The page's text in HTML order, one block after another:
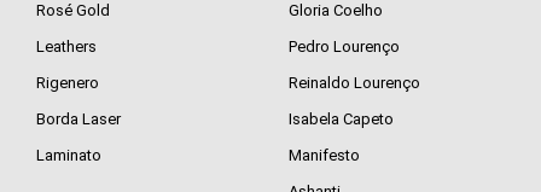
Rosé Gold
Leathers
Rigenero
Borda Laser
Laminato
Gloria Coelho
Pedro Lourenço
Reinaldo Lourenço
Isabela Capeto
Manifesto